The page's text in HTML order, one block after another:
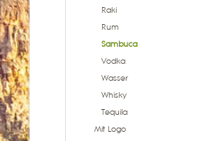
Raki
Rum
Sambuca
Vodka
Wasser
Whisky
Tequila
Mit Logo